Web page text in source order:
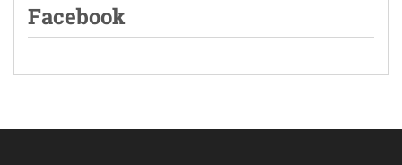
Facebook